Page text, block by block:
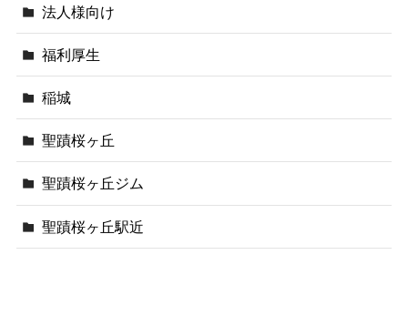
法人様向け
福利厚生
稲城
聖蹟桜ヶ丘
聖蹟桜ヶ丘ジム
聖蹟桜ヶ丘駅近